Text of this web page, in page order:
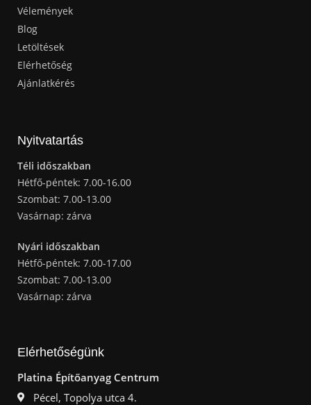
Vélemények
Blog
Letöltések
Elérhetőség
Ajánlatkérés
Nyitvatartás
Téli időszakban
Hétfő-péntek: 7.00-16.00
Szombat: 7.00-13.00
Vasárnap: zárva
Nyári időszakban
Hétfő-péntek: 7.00-17.00
Szombat: 7.00-13.00
Vasárnap: zárva
Elérhetőségünk
Platina Építőanyag Centrum
Pécel, Topolya utca 4.